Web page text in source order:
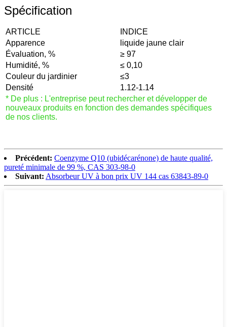
Spécification
ARTICLE
INDICE
Apparence
liquide jaune clair
Évaluation, %
≥ 97
Humidité, %
≤ 0,10
Couleur du jardinier
≤3
Densité
1.12-1.14
* De plus : L'entreprise peut rechercher et développer de
nouveaux produits en fonction des demandes spécifiques
de nos clients.
Précédent: Coenzyme Q10 (ubidécarénone) de haute qualité,
pureté minimale de 99 %, CAS 303-98-0
Suivant: Absorbeur UV à bon prix UV 144 cas 63843-89-0